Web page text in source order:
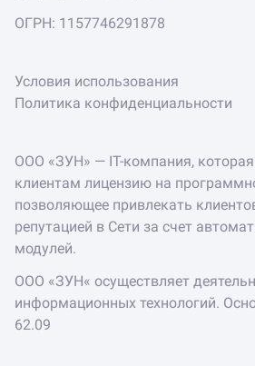
ОГРН: 1157746291878
Условия использования
Политика конфиденциальности
ООО «ЗУН» — IT-компания,
клиентам лицензию на
позволяющее привлекать
репутацией в Сети за счет
модулей.
ООО «ЗУН« осуществляет
информационных технологий.
62.09